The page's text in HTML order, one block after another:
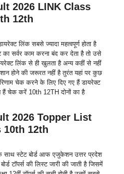
2026 LINK Class
12th
लिंक सबसे ज्यादा महत्वपूर्ण होता है
का सर्वर काम करना बंद कर देता है तो उसे
डायरेक्ट लिंक से ही खुलता है अन्य कहीं से नहीं
होने की जरूरत नहीं है तुरंत यहां पर कुछ
चेक करने के लिए दिए गए हैं डायरेक्ट
चेक करें 10th 12TH दोनों का है
2026 Topper List
10th 12th
के साथ स्टेट बोर्ड आफ एजुकेशन उत्तर प्रदेश
टॉपर्स की लिस्ट जारी की जाती है जिसमें